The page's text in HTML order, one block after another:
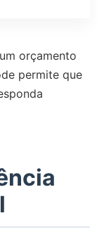
orçamento
permite que